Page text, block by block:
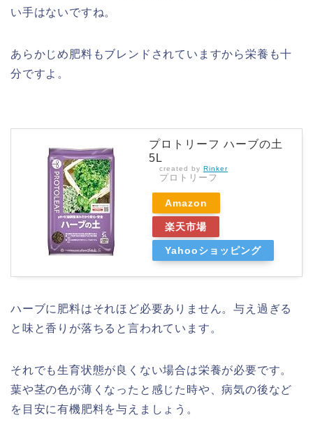
い手はないですね。
あらかじめ肥料もブレンドされていますから栄養も十
分ですよ。
プロトリーフ ハーブの土
5L
created by Rinker
プロトリーフ
Amazon
楽天市場
Yahooショッピング
ハーブに肥料はそれほど必要ありません。与え過ぎる
と味と香りが落ちると言われています。
それでも生育状態が良くない場合は栄養が必要です。
葉や茎の色が薄くなったと感じた時や、病気の後など
を目安に有機肥料を与えましょう。